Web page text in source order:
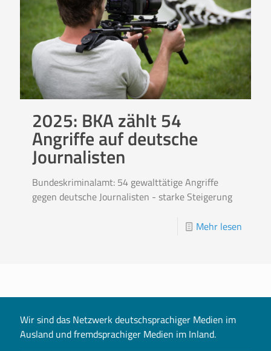
2025: BKA zählt 54
Angriffe auf deutsche
Journalisten
Bundeskriminalamt: 54 gewalttätige Angriffe
gegen deutsche Journalisten - starke Steigerung
Mehr lesen
Wir sind das Netzwerk deutschsprachiger Medien im
Ausland und fremdsprachiger Medien im Inland.